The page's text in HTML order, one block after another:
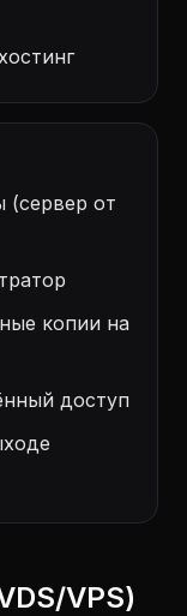
(сервер от
копии на
доступ
VPS)